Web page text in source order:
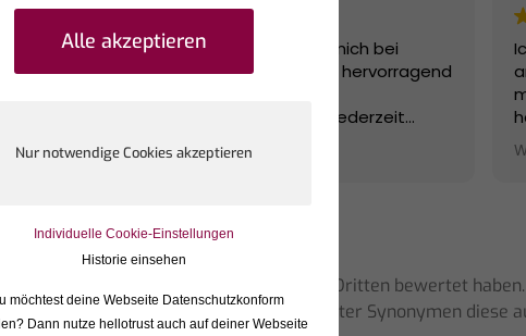
bei einer
sehr
Herr Ellebracht hat mich bei
meiner Finanzierung hervorragend
Alle Fragen wurden jederzeit
beantwortet und ich konnte mich
Besonders angenehm war die
entspannte und professionelle
Beratung – ganz ohne Druck.
Es wurde wirklich geschaut,
welche Lösung am besten zu mir
Weiterlesen
Dienstleistungen auf Portalen von Dritten bewertet haben.
die bewertenden Personen teilweise unter Synonymen diese
Individuelle Cookie-Einstellungen
Historie einsehen
möchtest deine Webseite Datenschutzkonform
Dann nutze hellotrust auch auf deiner Webseite